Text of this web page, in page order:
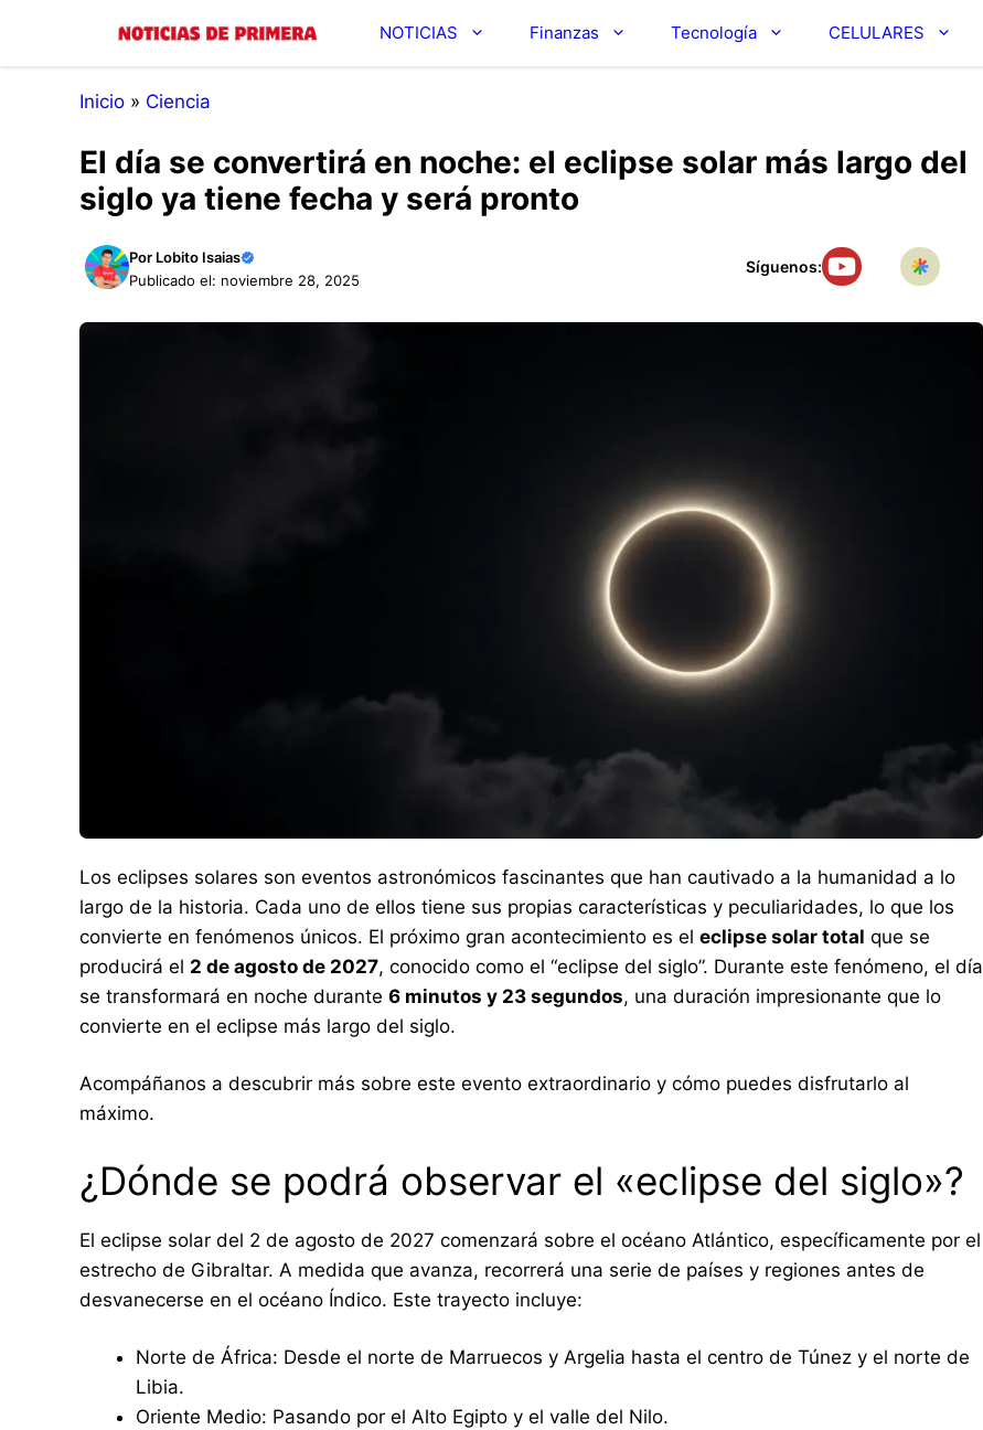
contenido
NOTICIAS Finanzas Tecnología CELULARES
Inicio » Ciencia
El día se convertirá en noche: el eclipse solar más largo del
siglo ya tiene fecha y será pronto
Por Lobito Isaias
Publicado el: noviembre 28, 2025
Síguenos:
Los eclipses solares son eventos astronómicos fascinantes que han cautivado a la humanidad a lo
largo de la historia. Cada uno de ellos tiene sus propias características y peculiaridades, lo que los
convierte en fenómenos únicos. El próximo gran acontecimiento es el eclipse solar total que se
producirá el 2 de agosto de 2027, conocido como el “eclipse del siglo”. Durante este fenómeno, el día
se transformará en noche durante 6 minutos y 23 segundos, una duración impresionante que lo
convierte en el eclipse más largo del siglo.
Acompáñanos a descubrir más sobre este evento extraordinario y cómo puedes disfrutarlo al
máximo.
¿Dónde se podrá observar el «eclipse del siglo»?
El eclipse solar del 2 de agosto de 2027 comenzará sobre el océano Atlántico, específicamente por el
estrecho de Gibraltar. A medida que avanza, recorrerá una serie de países y regiones antes de
desvanecerse en el océano Índico. Este trayecto incluye:
Norte de África: Desde el norte de Marruecos y Argelia hasta el centro de Túnez y el norte de
Libia.
Oriente Medio: Pasando por el Alto Egipto y el valle del Nilo.